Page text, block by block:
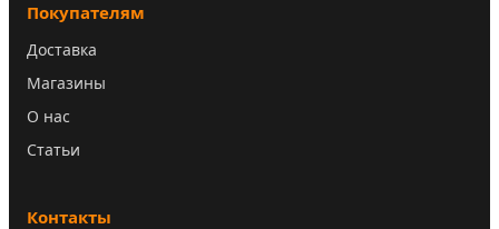
Покупателям
Доставка
Магазины
О нас
Статьи
Контакты